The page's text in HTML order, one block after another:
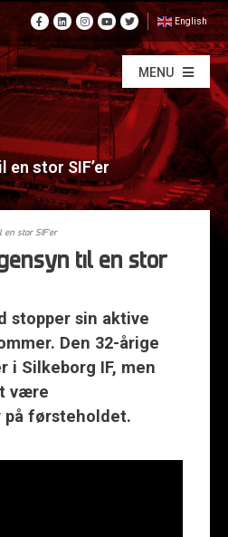
English
MENU
en stor SIF’er
stor SIF’er
til en stor
stopper sin aktive
Den 32-årige
Silkeborg IF, men
være
førsteholdet.